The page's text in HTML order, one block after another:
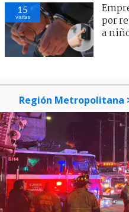
15
visitas
por
a
Región Metropolitana